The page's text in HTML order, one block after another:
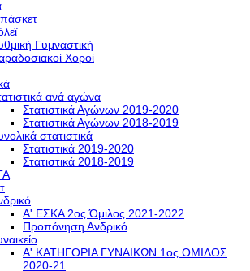
Γυμναστική
Χοροί
ανά αγώνα
Στατιστικά Αγώνων 2019-2020
Στατιστικά Αγώνων 2018-2019
στατιστικά
Στατιστικά 2019-2020
Στατιστικά 2018-2019
Α' ΕΣΚΑ 2ος Όμιλος 2021-2022
Προπόνηση Ανδρικό
Α' ΚΑΤΗΓΟΡΙΑ ΓΥΝΑΙΚΩΝ 1ος ΟΜΙΛΟΣ
2020-21